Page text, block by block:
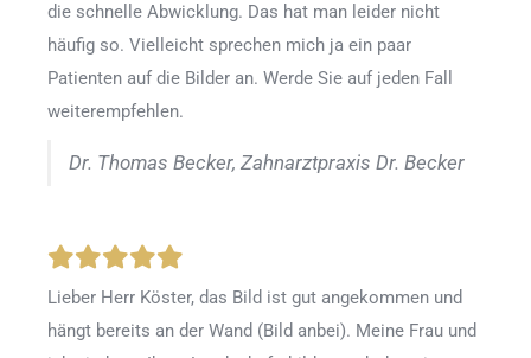
die schnelle Abwicklung. Das hat man leider nicht
häufig so. Vielleicht sprechen mich ja ein paar
Patienten auf die Bilder an. Werde Sie auf jeden Fall
weiterempfehlen.
Dr. Thomas Becker, Zahnarztpraxis Dr. Becker
Lieber Herr Köster, das Bild ist gut angekommen und
hängt bereits an der Wand (Bild anbei). Meine Frau und